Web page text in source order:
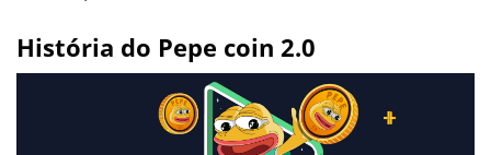
História do Pepe coin 2.0